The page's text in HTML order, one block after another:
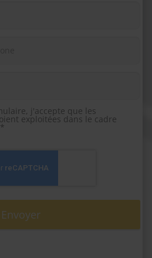
j'accepte que les
exploitées dans le cadre